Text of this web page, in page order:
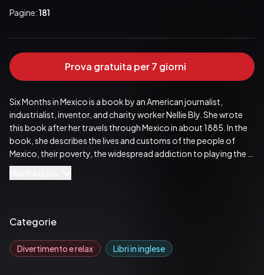
Pagine:181
Prova gratuita per 7 giorni
Six Months in Mexico is a book by an American journalist,
industrialist, inventor, and charity worker Nellie Bly. She wrote
this book after her travels through Mexico in about 1885. In the
book, she describes the lives and customs of the people of
Mexico, their poverty, the widespread addiction to playing the
lottery, courtship, wedding ceremonies, the popularity of
tobacco smoking, and the habits of the soldiers, including an
Categorie
Divertimento e relax Libri in inglese